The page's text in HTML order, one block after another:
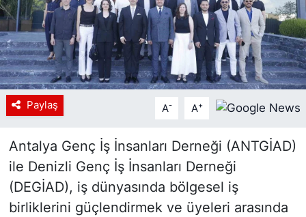
Paylaş A- A+
Antalya Genç İş İnsanları Derneği (ANTGİAD)
ile Denizli Genç İş İnsanları Derneği
(DEGİAD), iş dünyasında bölgesel iş
birliklerini güçlendirmek ve üyeleri arasında
Tanıtım